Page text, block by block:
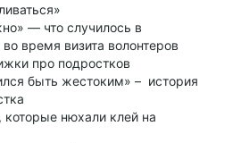
— что случилось в
время визита волонтеров
про подростков
быть жестоким» – история
которые нюхали клей на